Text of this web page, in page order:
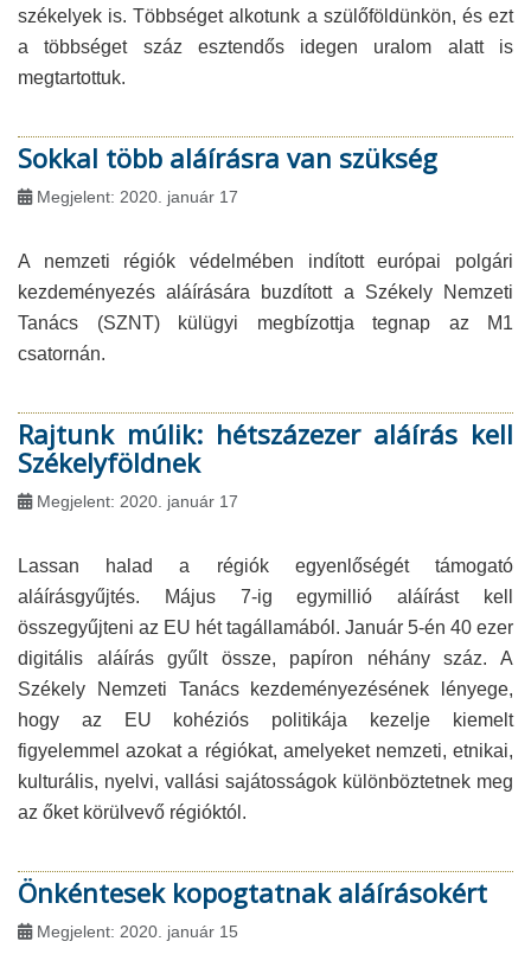
székelyek is. Többséget alkotunk a szülőföldünkön, és ezt
a többséget száz esztendős idegen uralom alatt is
megtartottuk.
Sokkal több aláírásra van szükség
Megjelent: 2020. január 17
A nemzeti régiók védelmében indított európai polgári
kezdeményezés aláírására buzdított a Székely Nemzeti
Tanács (SZNT) külügyi megbízottja tegnap az M1
csatornán.
Rajtunk múlik: hétszázezer aláírás kell
Székelyföldnek
Megjelent: 2020. január 17
Lassan halad a régiók egyenlőségét támogató
aláírásgyűjtés. Május 7-ig egymillió aláírást kell
összegyűjteni az EU hét tagállamából. Január 5-én 40 ezer
digitális aláírás gyűlt össze, papíron néhány száz. A
Székely Nemzeti Tanács kezdeményezésének lényege,
hogy az EU kohéziós politikája kezelje kiemelt
figyelemmel azokat a régiókat, amelyeket nemzeti, etnikai,
kulturális, nyelvi, vallási sajátosságok különböztetnek meg
az őket körülvevő régióktól.
Önkéntesek kopogtatnak aláírásokért
Megjelent: 2020. január 15